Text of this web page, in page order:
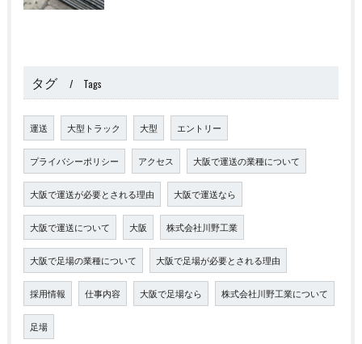
タグ Tags
運送 大型トラック 大型 エントリー
プライバシーポリシー アクセス 大阪で運送の業種について
大阪で運送が必要とされる理由 大阪で運送なら
大阪で運送について 大阪 株式会社川野工業
大阪で足場の業種について 大阪で足場が必要とされる理由
採用情報 仕事内容 大阪で足場なら 株式会社川野工業について
足場